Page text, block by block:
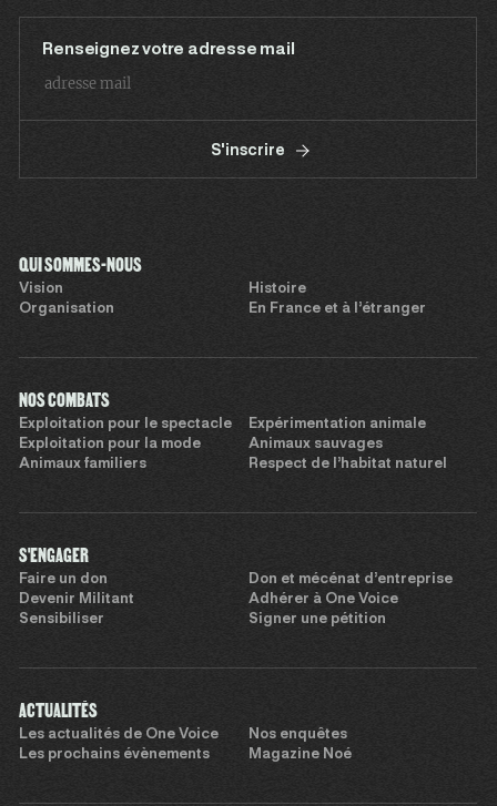
Renseignez votre adresse mail
S'inscrire
QUI SOMMES-NOUS
Vision
Histoire
Organisation
En France et à l’étranger
NOS COMBATS
Exploitation pour le spectacle
Expérimentation animale
Exploitation pour la mode
Animaux sauvages
Animaux familiers
Respect de l’habitat naturel
S'ENGAGER
Faire un don
Don et mécénat d’entreprise
Devenir Militant
Adhérer à One Voice
Sensibiliser
Signer une pétition
ACTUALITÉS
Les actualités de One Voice
Nos enquêtes
Les prochains évènements
Magazine Noé